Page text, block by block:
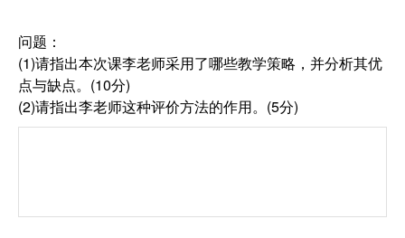
问题：
(1)请指出本次课李老师采用了哪些教学策略，并分析其优
点与缺点。(10分)
(2)请指出李老师这种评价方法的作用。(5分)